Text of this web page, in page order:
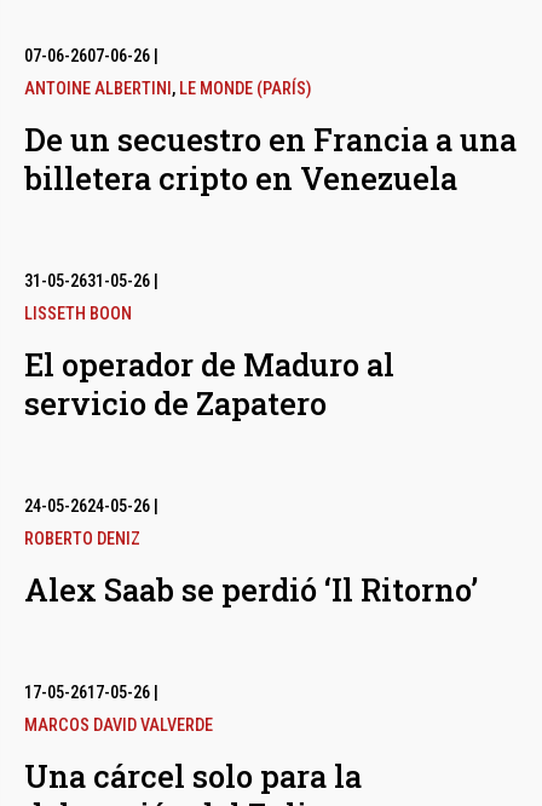
07-06-2607-06-26
ANTOINE ALBERTINI , LE MONDE (PARÍS)
De un secuestro en Francia a una
billetera cripto en Venezuela
31-05-2631-05-26
LISSETH BOON
El operador de Maduro al
servicio de Zapatero
24-05-2624-05-26
ROBERTO DENIZ
Alex Saab se perdió ‘Il Ritorno’
17-05-2617-05-26
MARCOS DAVID VALVERDE
Una cárcel solo para la